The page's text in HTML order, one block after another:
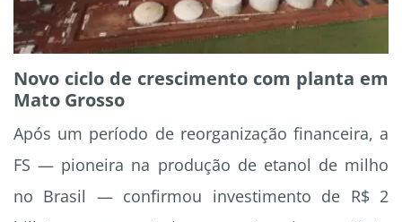
Novo ciclo de crescimento com planta em
Mato Grosso
Após um período de reorganização financeira, a
FS — pioneira na produção de etanol de milho
no Brasil — confirmou investimento de R$ 2